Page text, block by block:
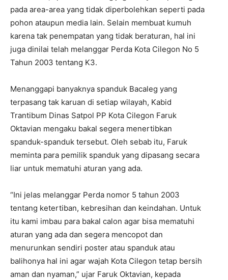
pada area-area yang tidak diperbolehkan seperti pada
pohon ataupun media lain. Selain membuat kumuh
karena tak penempatan yang tidak beraturan, hal ini
juga dinilai telah melanggar Perda Kota Cilegon No 5
Tahun 2003 tentang K3.
Menanggapi banyaknya spanduk Bacaleg yang
terpasang tak karuan di setiap wilayah, Kabid
Trantibum Dinas Satpol PP Kota Cilegon Faruk
Oktavian mengaku bakal segera menertibkan
spanduk-spanduk tersebut. Oleh sebab itu, Faruk
meminta para pemilik spanduk yang dipasang secara
liar untuk mematuhi aturan yang ada.
“Ini jelas melanggar Perda nomor 5 tahun 2003
tentang ketertiban, kebresihan dan keindahan. Untuk
itu kami imbau para bakal calon agar bisa mematuhi
aturan yang ada dan segera mencopot dan
menurunkan sendiri poster atau spanduk atau
balihonya hal ini agar wajah Kota Cilegon tetap bersih
aman dan nyaman,” ujar Faruk Oktavian, kepada